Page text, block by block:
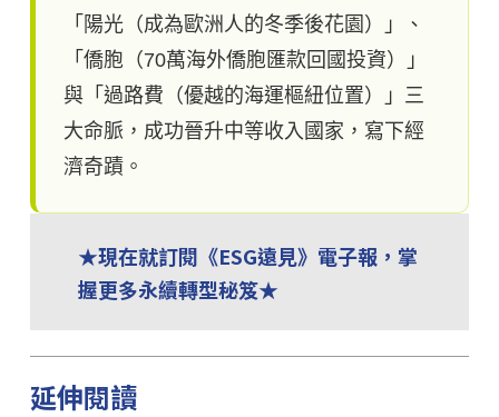
「陽光（成為歐洲人的冬季後花園）」、
「僑胞（70萬海外僑胞匯款回國投資）」
與「過路費（優越的海運樞紐位置）」三
大命脈，成功晉升中等收入國家，寫下經
濟奇蹟。
★現在就訂閱《ESG遠見》電子報，掌
握更多永續轉型秘笈★
延伸閱讀